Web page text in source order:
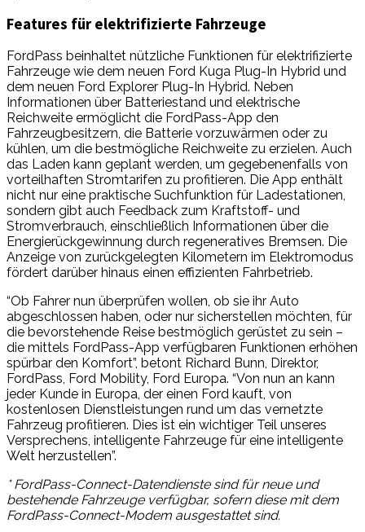
Features für elektrifizierte Fahrzeuge
FordPass beinhaltet nützliche Funktionen für elektrifizierte
Fahrzeuge wie dem neuen Ford Kuga Plug-In Hybrid und
dem neuen Ford Explorer Plug-In Hybrid. Neben
Informationen über Batteriestand und elektrische
Reichweite ermöglicht die FordPass-App den
Fahrzeugbesitzern, die Batterie vorzuwärmen oder zu
kühlen, um die bestmögliche Reichweite zu erzielen. Auch
das Laden kann geplant werden, um gegebenenfalls von
vorteilhaften Stromtarifen zu profitieren. Die App enthält
nicht nur eine praktische Suchfunktion für Ladestationen,
sondern gibt auch Feedback zum Kraftstoff- und
Stromverbrauch, einschließlich Informationen über die
Energierückgewinnung durch regeneratives Bremsen. Die
Anzeige von zurückgelegten Kilometern im Elektromodus
fördert darüber hinaus einen effizienten Fahrbetrieb.
“Ob Fahrer nun überprüfen wollen, ob sie ihr Auto
abgeschlossen haben, oder nur sicherstellen möchten, für
die bevorstehende Reise bestmöglich gerüstet zu sein –
die mittels FordPass-App verfügbaren Funktionen erhöhen
spürbar den Komfort”, betont Richard Bunn, Direktor,
FordPass, Ford Mobility, Ford Europa. “Von nun an kann
jeder Kunde in Europa, der einen Ford kauft, von
kostenlosen Dienstleistungen rund um das vernetzte
Fahrzeug profitieren. Dies ist ein wichtiger Teil unseres
Versprechens, intelligente Fahrzeuge für eine intelligente
Welt herzustellen”.
* FordPass-Connect-Datendienste sind für neue und
bestehende Fahrzeuge verfügbar, sofern diese mit dem
FordPass-Connect-Modem ausgestattet sind.